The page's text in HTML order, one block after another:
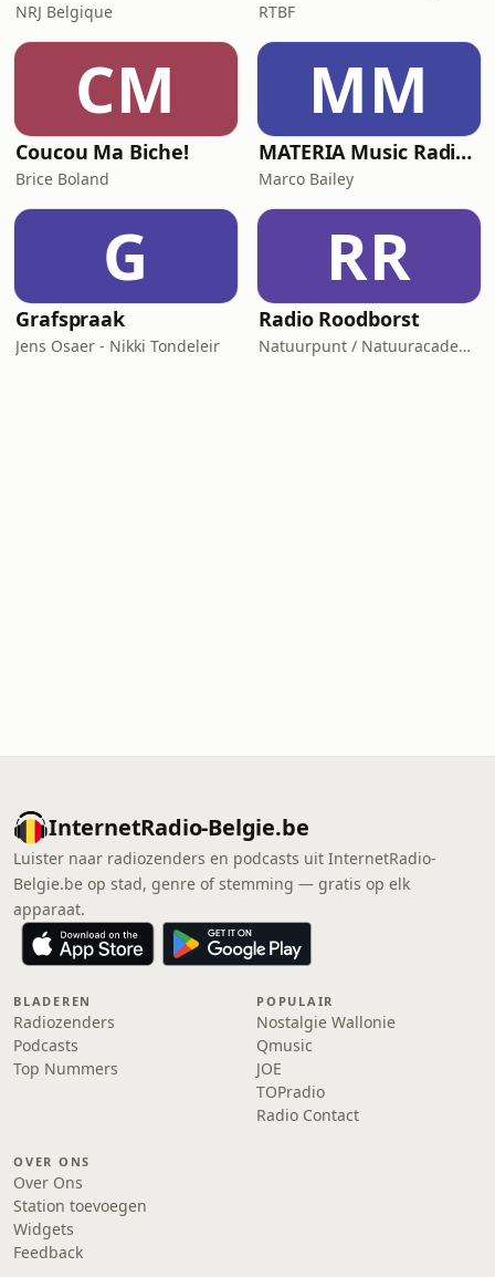
NRJ Belgique RTBF
CM
Coucou Ma Biche!
Brice Boland
MM
MATERIA Music Radio Show by Marco Bailey
Marco Bailey
G
Grafspraak
Jens Osaer - Nikki Tondeleir
RR
Radio Roodborst
Natuurpunt / Natuuracademie
InternetRadio-Belgie.be
Luister naar radiozenders en podcasts uit InternetRadio-
Belgie.be op stad, genre of stemming — gratis op elk
apparaat.
BLADEREN
Radiozenders
Podcasts
Top Nummers
POPULAIR
Nostalgie Wallonie
Qmusic
JOE
TOPradio
Radio Contact
OVER ONS
Over Ons
Station toevoegen
Widgets
Feedback